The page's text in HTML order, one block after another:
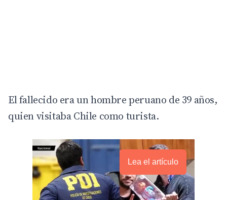
El fallecido era un hombre peruano de 39 años,
quien visitaba Chile como turista.
Lea el artículo